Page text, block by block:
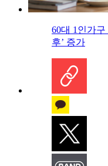
60대 1인가구
후’ 증가